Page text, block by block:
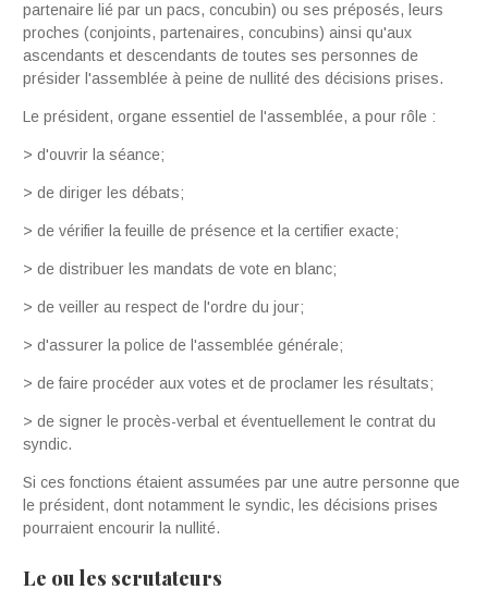
partenaire lié par un pacs, concubin) ou ses préposés, leurs
proches (conjoints, partenaires, concubins) ainsi qu'aux
ascendants et descendants de toutes ses personnes de
présider l'assemblée à peine de nullité des décisions prises.
Le président, organe essentiel de l'assemblée, a pour rôle :
> d'ouvrir la séance;
> de diriger les débats;
> de vérifier la feuille de présence et la certifier exacte;
> de distribuer les mandats de vote en blanc;
> de veiller au respect de l'ordre du jour;
> d'assurer la police de l'assemblée générale;
> de faire procéder aux votes et de proclamer les résultats;
> de signer le procès-verbal et éventuellement le contrat du
syndic.
Si ces fonctions étaient assumées par une autre personne que
le président, dont notamment le syndic, les décisions prises
pourraient encourir la nullité.
Le ou les scrutateurs